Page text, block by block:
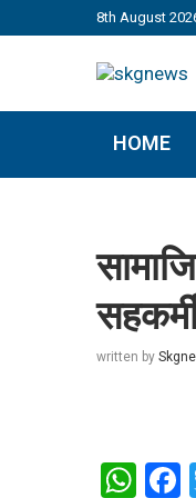
8th August
HOME
written by